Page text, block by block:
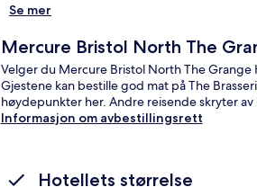
Se mer
Mercure Bristol North The
Velger du Mercure Bristol North The Grange
Gjestene kan bestille god mat på The
høydepunkter her. Andre reisende skryter
Informasjon om avbestillingsrett
Hotellets størrelse